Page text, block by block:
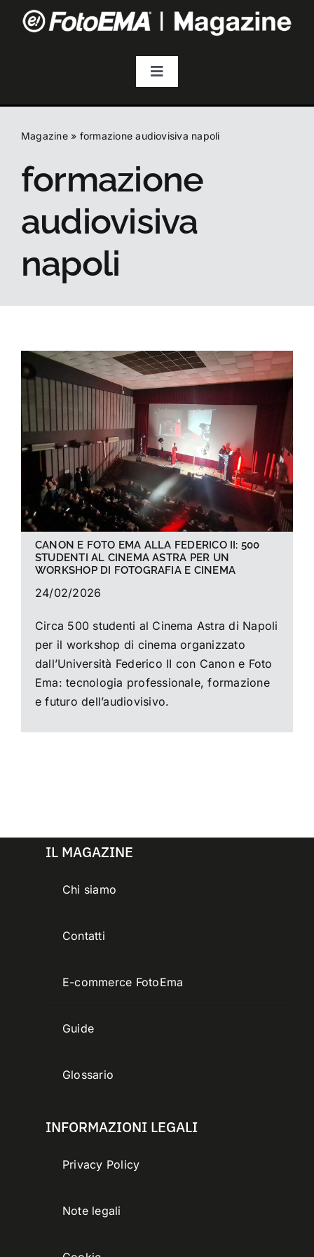
Toggle
Fotografia
Guide
Cerca
per:
Magazine» formazione audiovisiva napoli
formazione
audiovisiva
napoli
CANON E FOTO EMA ALLA FEDERICO II: 500
STUDENTI AL CINEMA ASTRA PER UN
WORKSHOP DI FOTOGRAFIA E CINEMA
24/02/2026
Circa 500 studenti al Cinema Astra di Napoli
per il workshop di cinema organizzato
dall’Università Federico II con Canon e Foto
Ema: tecnologia professionale, formazione
e futuro dell’audiovisivo.
IL MAGAZINE
Chi siamo
Contatti
E-commerce FotoEma
Guide
Glossario
INFORMAZIONI LEGALI
Privacy Policy
Note legali